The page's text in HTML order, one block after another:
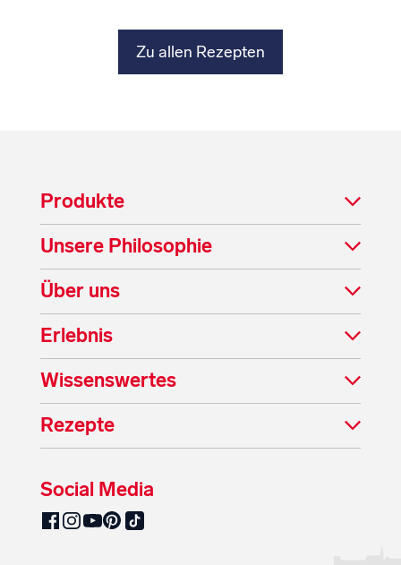
Zu allen Rezepten
Produkte
Unsere Philosophie
Über uns
Erlebnis
Wissenswertes
Rezepte
Social Media
SalzburgMilch auf Facebook
SalzburgMilch auf Instagram
SalzburgMilch auf YouTube
SalzburgMilch auf Pinterest
SalzburgMilch auf TikTok